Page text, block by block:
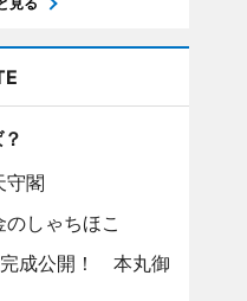
守閣
のしゃちほこ
成公開！ 本丸御